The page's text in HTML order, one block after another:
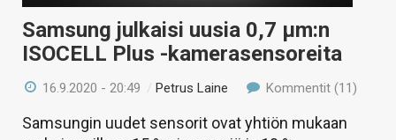
HAKU
Samsung julkaisi uusia 0,7 µm:n
ISOCELL Plus -kamerasensoreita
16.9.2020 - 20:49 / Petrus Laine Kommentit (11)
Samsungin uudet sensorit ovat yhtiön mukaan